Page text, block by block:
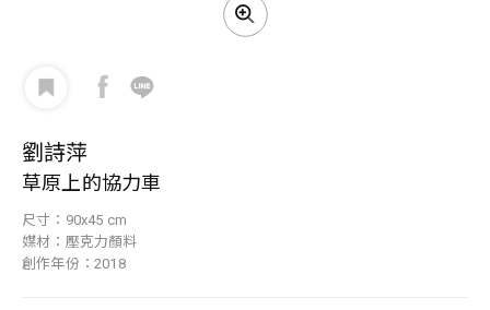
劉詩萍
草原上的協力車
尺寸：90x45 cm
媒材：壓克力顏料
創作年份：2018